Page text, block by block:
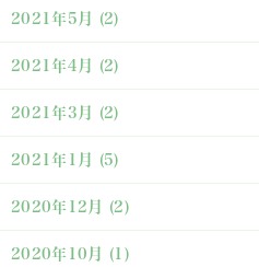
2021年5月 (2)
2021年4月 (2)
2021年3月 (2)
2021年1月 (5)
2020年12月 (2)
2020年10月 (1)